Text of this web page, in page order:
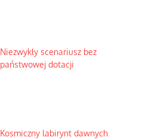
Niezwykły scenariusz bez
państwowej dotacji
Kosmiczny labirynt dawnych